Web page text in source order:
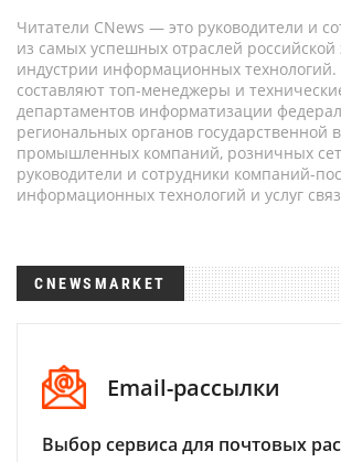
Читатели CNews — это руководители и
из самых успешных отраслей российской
индустрии информационных
составляют топ-менеджеры и
департаментов информатизации
региональных органов государственной
промышленных компаний, розничных
руководители и сотрудники компаний-
информационных технологий и услуг
CNEWSMARKET
Email-рассылки
Выбор сервиса для почтовых